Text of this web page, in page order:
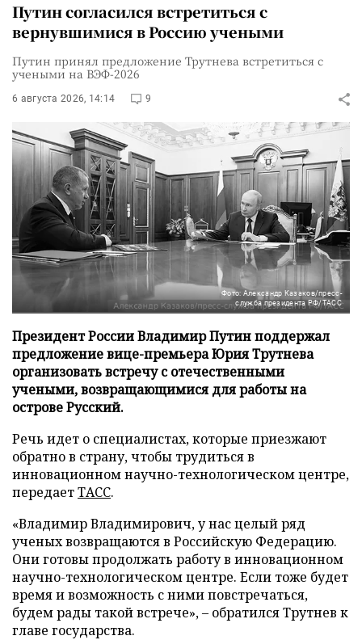
Путин согласился встретиться с
вернувшимися в Россию учеными
Путин принял предложение Трутнева встретиться с
учеными на ВЭФ-2026
6 августа 2026, 14:14 9
Фото: Александр Казаков/пресс-
служба президента РФ/ТАСС
Президент России Владимир Путин поддержал
предложение вице-премьера Юрия Трутнева
организовать встречу с отечественными
учеными, возвращающимися для работы на
острове Русский.
Речь идет о специалистах, которые приезжают
обратно в страну, чтобы трудиться в
инновационном научно-технологическом центре,
передаетТАСС.
«Владимир Владимирович, у нас целый ряд
ученых возвращаются в Российскую Федерацию.
Они готовы продолжать работу в инновационном
научно-технологическом центре. Если тоже будет
время и возможность с ними повстречаться,
будем рады такой встрече», – обратился Трутнев к
главе государства.